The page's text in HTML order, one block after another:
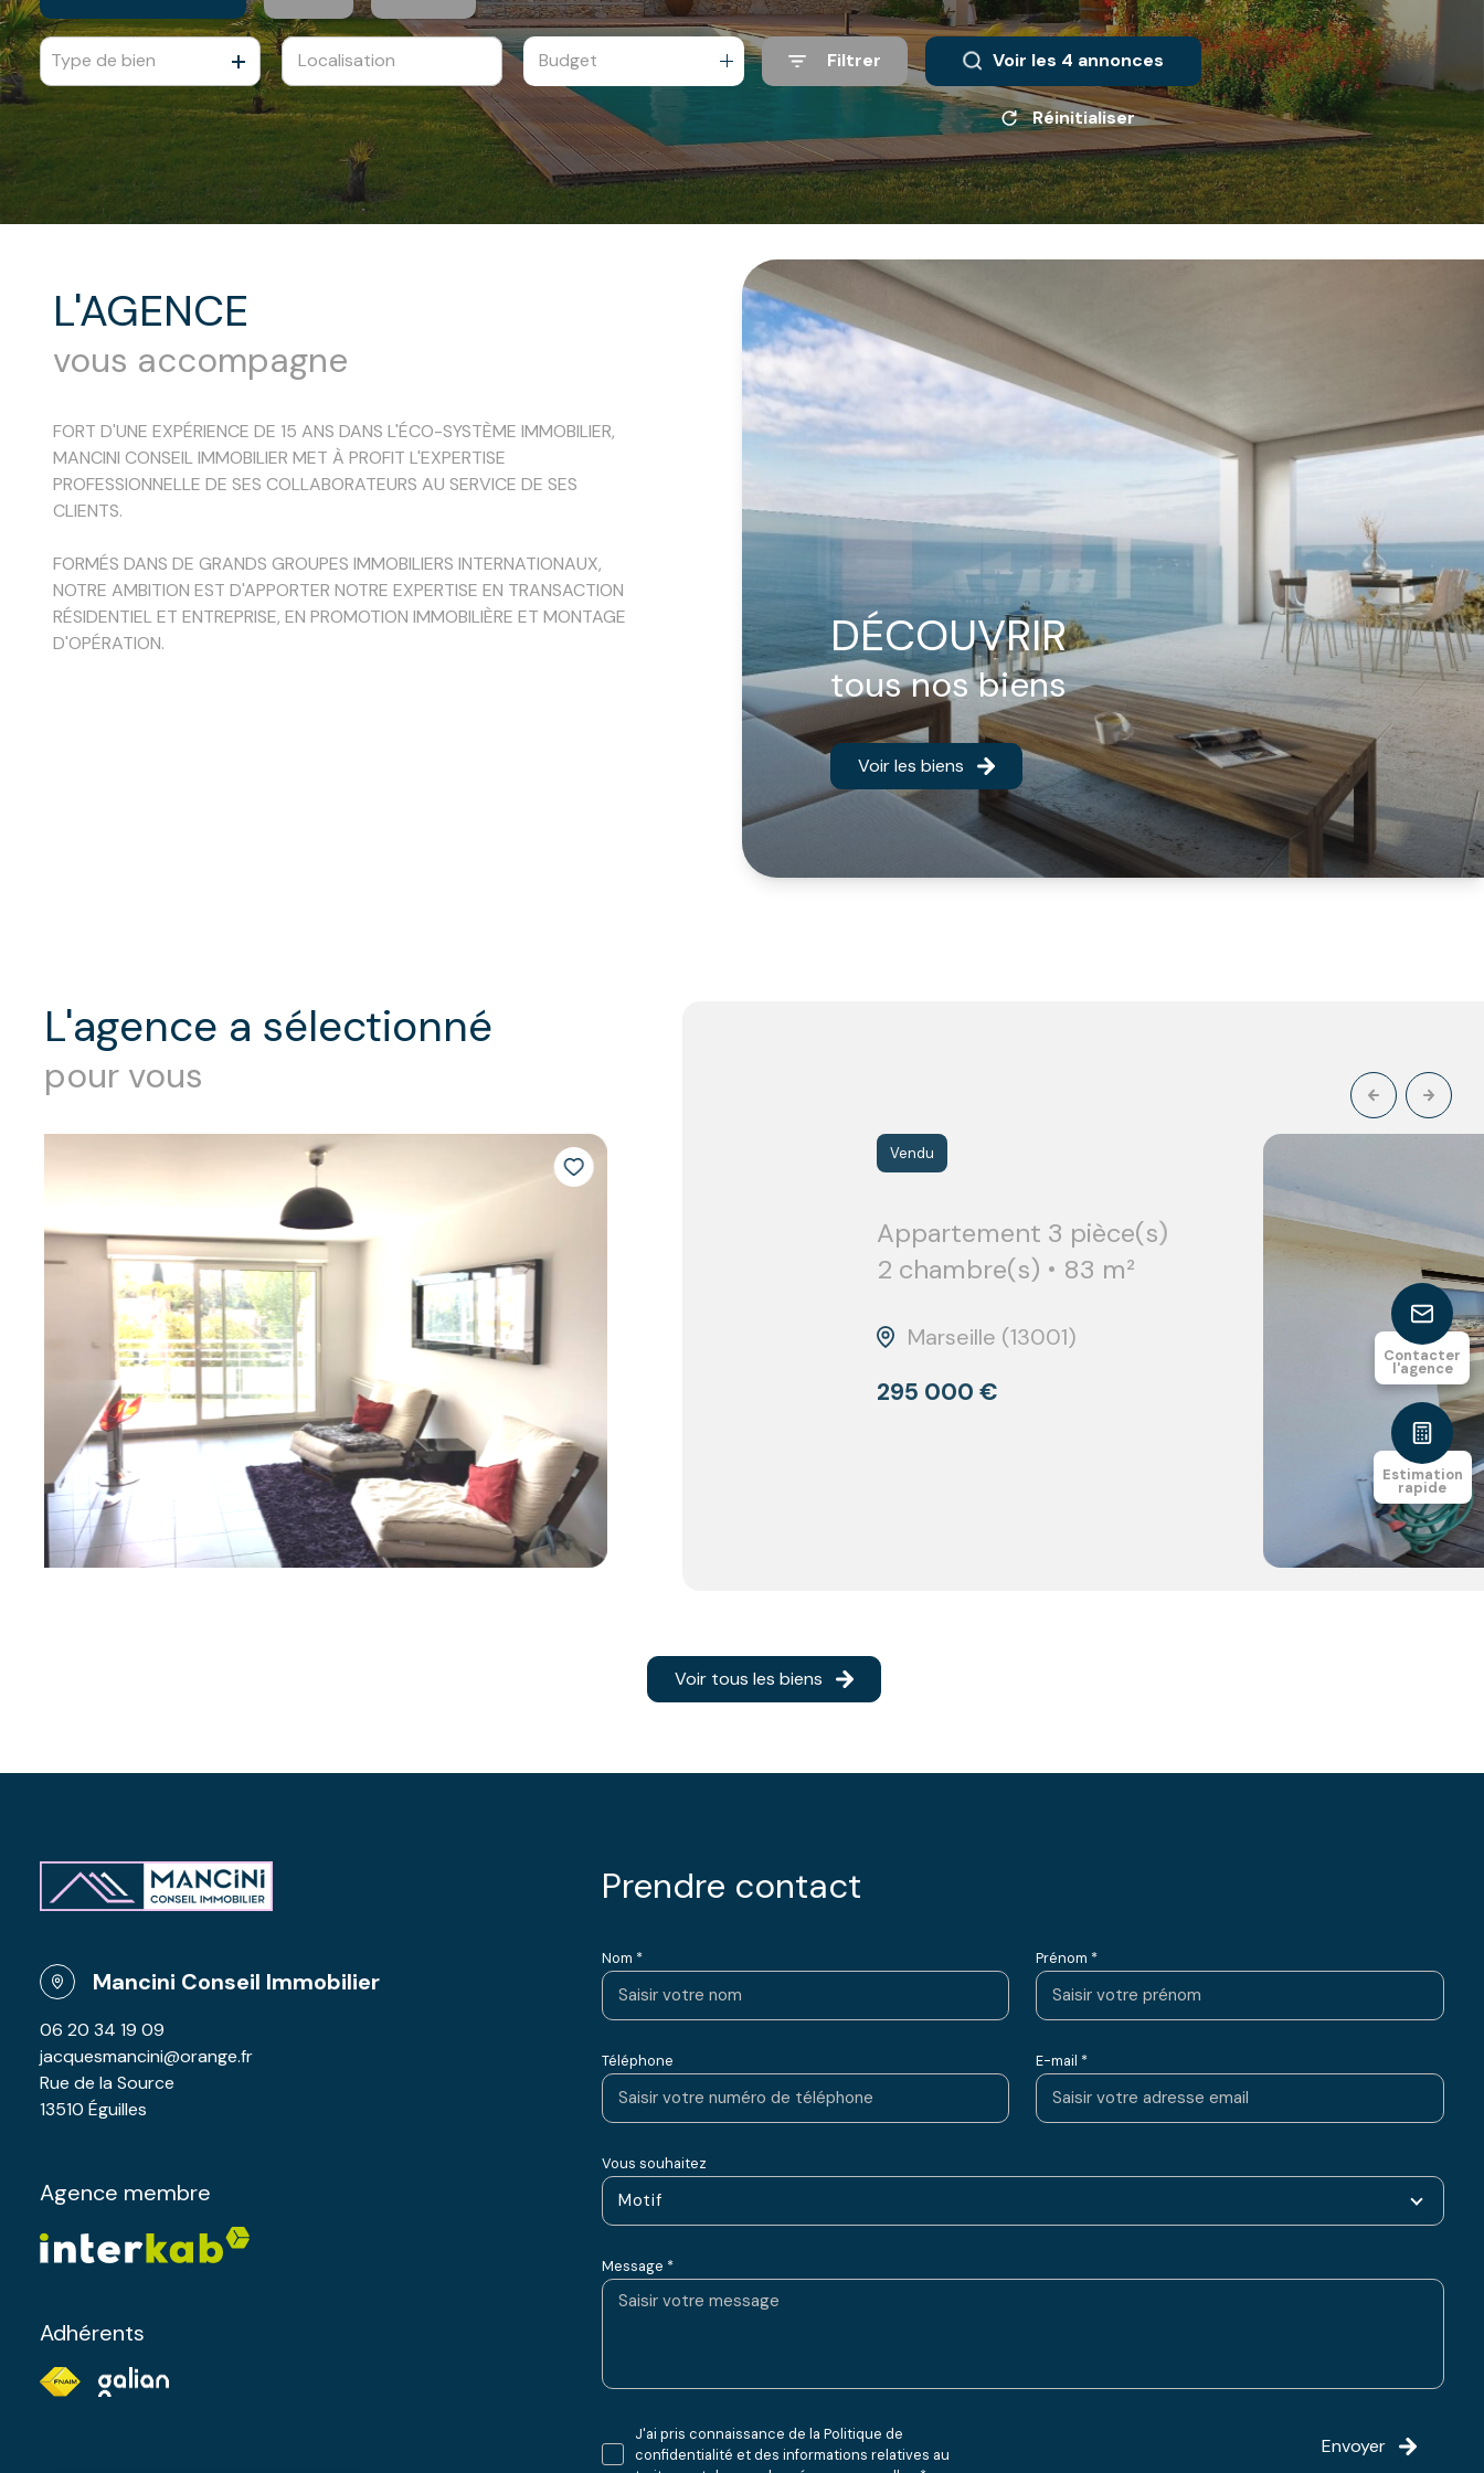
De l'ancien
De l'immo pro
De l'immo pro
Type de bien Budget Filtrer Voir les 4 annonces
Réinitialiser
DÉCOUVRIR
tous nos biens
Voir les biens
L'AGENCE
vous accompagne
FORT D'UNE EXPÉRIENCE DE 15 ANS DANS L'ÉCO-SYSTÈME IMMOBILIER,
MANCINI CONSEIL IMMOBILIER MET À PROFIT L'EXPERTISE
PROFESSIONNELLE DE SES COLLABORATEURS AU SERVICE DE SES
CLIENTS.
FORMÉS DANS DE GRANDS GROUPES IMMOBILIERS INTERNATIONAUX,
NOTRE AMBITION EST D'APPORTER NOTRE EXPERTISE EN TRANSACTION
RÉSIDENTIEL ET ENTREPRISE, EN PROMOTION IMMOBILIÈRE ET MONTAGE
D'OPÉRATION.
l'agence a sélectionné
pour vous
Appartement 3 pièce(s)
2 chambre(s)
83 m²
Marseille (13001)
295 000 €
70.48
Voir tous les biens
Contacter
l'agence
Estimation
rapide
prendre contact
Nom * Prénom *
Téléphone E-mail *
Vous souhaitez
Motif
Message *
J'ai pris connaissance de la Politique de
confidentialité et des informations relatives au
Envoyer
Mancini Conseil Immobilier
06 20 34 19 09
jacquesmancini@orange.fr
Rue de la Source
13510 Éguilles
Agence membre
Adhérents